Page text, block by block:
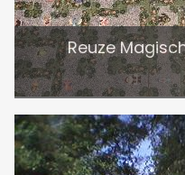
Reuze